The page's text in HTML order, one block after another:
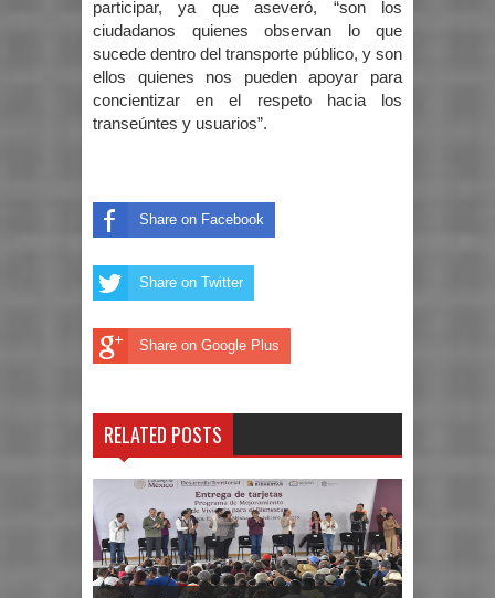
participar, ya que aseveró, “son los
ciudadanos quienes observan lo que
sucede dentro del transporte público, y son
ellos quienes nos pueden apoyar para
concientizar en el respeto hacia los
transeúntes y usuarios”.
Share on Facebook
Share on Twitter
Share on Google Plus
RELATED POSTS